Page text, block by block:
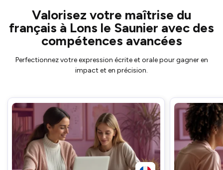
Valorisez votre maîtrise du
français à Lons le Saunier avec des
compétences avancées
Perfectionnez votre expression écrite et orale pour gagner en
impact et en précision.